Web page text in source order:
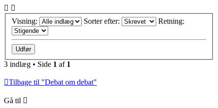
Visning: Sorter efter: Retning:
3 indlæg • Side 1 af 1
Tilbage til "Debat om debat"
Gå til